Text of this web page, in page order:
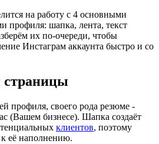
на работу с 4 основными
профиля: шапка, лента, текст
их по-очереди, чтобы
Инстаграм аккаунта быстро и со
профиля, своего рода резюме -
(Вашем бизнесе). Шапка создаёт
клиентов, поэтому
её наполнению.